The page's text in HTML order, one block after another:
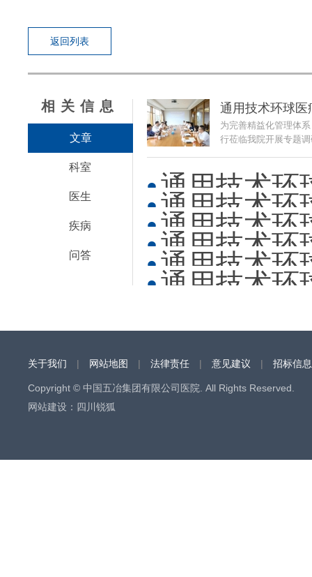
返回列表
相关信息
文章
科室
医生
疾病
问答
通用技术环球
为完善精益化管理体
行莅临我院开展专题
通用技术环
定
通用技术环
观摩...
通用技术环
指导
通用技术环
指导
通用技术环
通用技术环
关于我们 | 网站地图 | 法律责任 | 意见建议 | 招标信息
Copyright © 中国五冶集团有限公司医院. All Rights Reserved.
网站建设 ： 四川锐狐